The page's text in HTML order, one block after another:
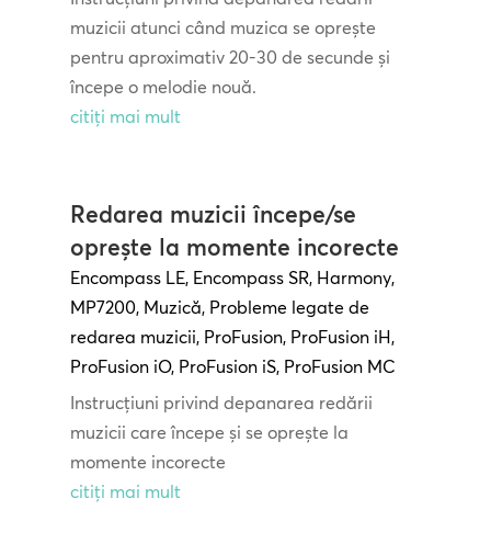
muzicii atunci când muzica se oprește
pentru aproximativ 20-30 de secunde și
începe o melodie nouă.
citiți mai mult
Redarea muzicii începe/se
oprește la momente incorecte
Encompass LE, Encompass SR, Harmony,
MP7200, Muzică, Probleme legate de
redarea muzicii, ProFusion, ProFusion iH,
ProFusion iO, ProFusion iS, ProFusion MC
Instrucțiuni privind depanarea redării
muzicii care începe și se oprește la
momente incorecte
citiți mai mult